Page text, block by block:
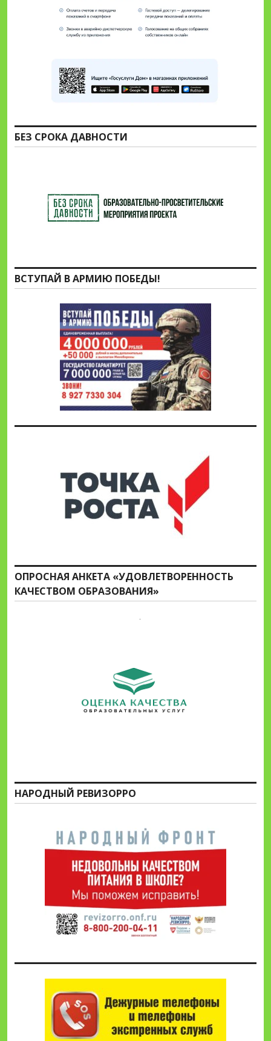
БЕЗ СРОКА ДАВНОСТИ
ВСТУПАЙ В АРМИЮ ПОБЕДЫ!
ОПРОСНАЯ АНКЕТА «УДОВЛЕТВОРЕННОСТЬ
КАЧЕСТВОМ ОБРАЗОВАНИЯ»
НАРОДНЫЙ РЕВИЗОРРО